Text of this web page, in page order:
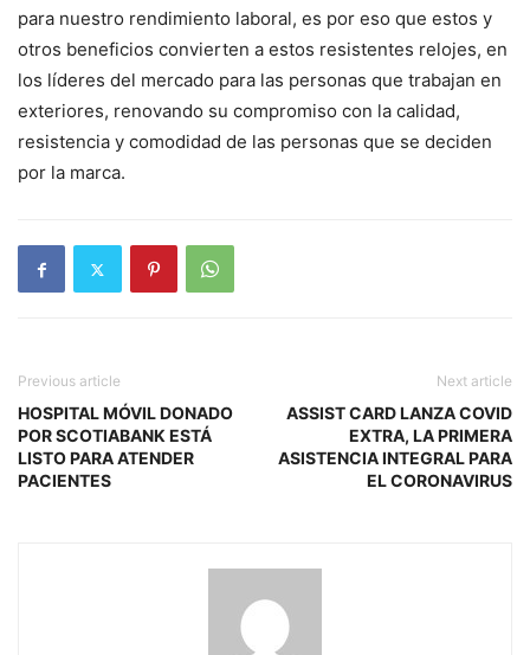
para nuestro rendimiento laboral, es por eso que estos y
otros beneficios convierten a estos resistentes relojes, en
los líderes del mercado para las personas que trabajan en
exteriores, renovando su compromiso con la calidad,
resistencia y comodidad de las personas que se deciden
por la marca.
Previous article
HOSPITAL MÓVIL DONADO
POR SCOTIABANK ESTÁ
LISTO PARA ATENDER
PACIENTES
Next article
ASSIST CARD LANZA COVID
EXTRA, LA PRIMERA
ASISTENCIA INTEGRAL PARA
EL CORONAVIRUS